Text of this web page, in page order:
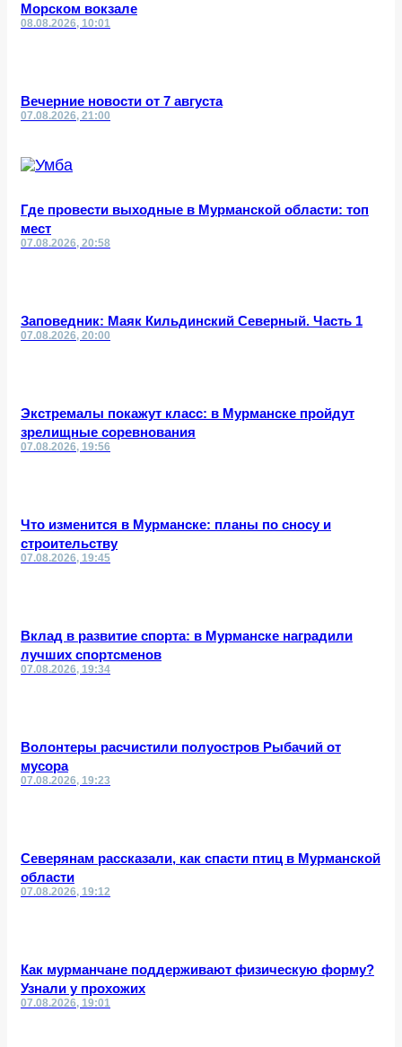
Морском вокзале
08.08.2026, 10:01
Вечерние новости от 7 августа
07.08.2026, 21:00
Где провести выходные в Мурманской области: топ
мест
07.08.2026, 20:58
Заповедник: Маяк Кильдинский Северный. Часть 1
07.08.2026, 20:00
Экстремалы покажут класс: в Мурманске пройдут
зрелищные соревнования
07.08.2026, 19:56
Что изменится в Мурманске: планы по сносу и
строительству
07.08.2026, 19:45
Вклад в развитие спорта: в Мурманске наградили
лучших спортсменов
07.08.2026, 19:34
Волонтеры расчистили полуостров Рыбачий от
мусора
07.08.2026, 19:23
Северянам рассказали, как спасти птиц в Мурманской
области
07.08.2026, 19:12
Как мурманчане поддерживают физическую форму?
Узнали у прохожих
07.08.2026, 19:01